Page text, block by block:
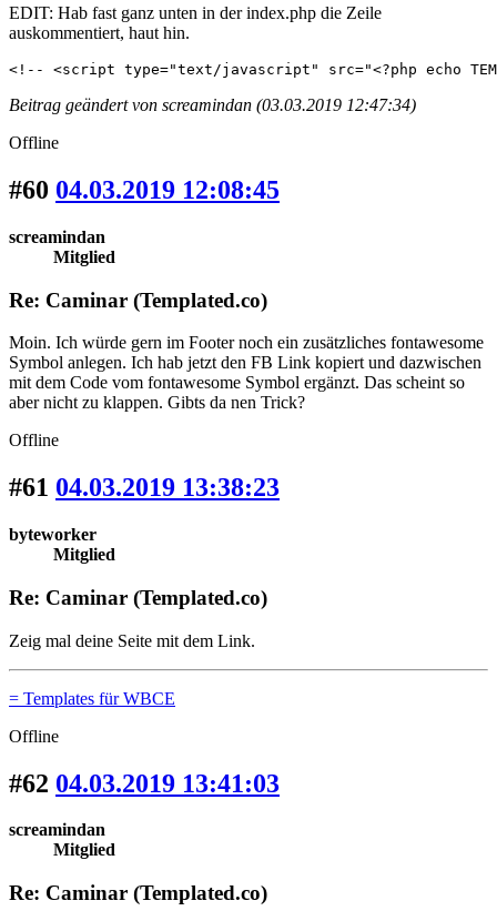
EDIT: Hab fast ganz unten in der index.php die Zeile
auskommentiert, haut hin.
<!-- <script type="text/javascript" src="<?php echo
Beitrag geändert von screamindan (03.03.2019 12:47:34)
Offline
#60 04.03.2019 12:08:45
screamindan
Mitglied
Re: Caminar (Templated.co)
Moin. Ich würde gern im Footer noch ein zusätzliches fontawesome
Symbol anlegen. Ich hab jetzt den FB Link kopiert und dazwischen
mit dem Code vom fontawesome Symbol ergänzt. Das scheint so
aber nicht zu klappen. Gibts da nen Trick?
Offline
#61 04.03.2019 13:38:23
byteworker
Mitglied
Re: Caminar (Templated.co)
Zeig mal deine Seite mit dem Link.
= Templates für WBCE
Offline
#62 04.03.2019 13:41:03
screamindan
Mitglied
Re: Caminar (Templated.co)